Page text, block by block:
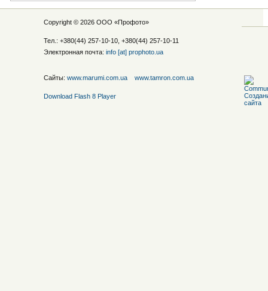
Copyright © 2026 ООО «Профото»
Тел.: +380(44) 257-10-10, +380(44) 257-10-11
Электронная почта: info [at] prophoto.ua
Сайты: www.marumi.com.ua www.tamron.com.ua
Download Flash 8 Player